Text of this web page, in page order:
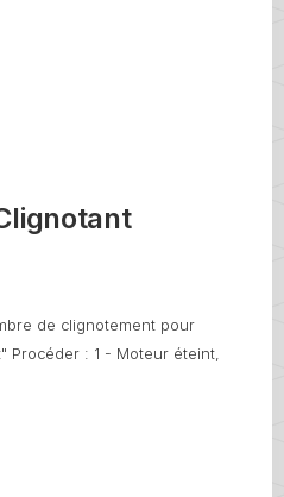
de clignotement pour
Procéder : 1 - Moteur éteint,